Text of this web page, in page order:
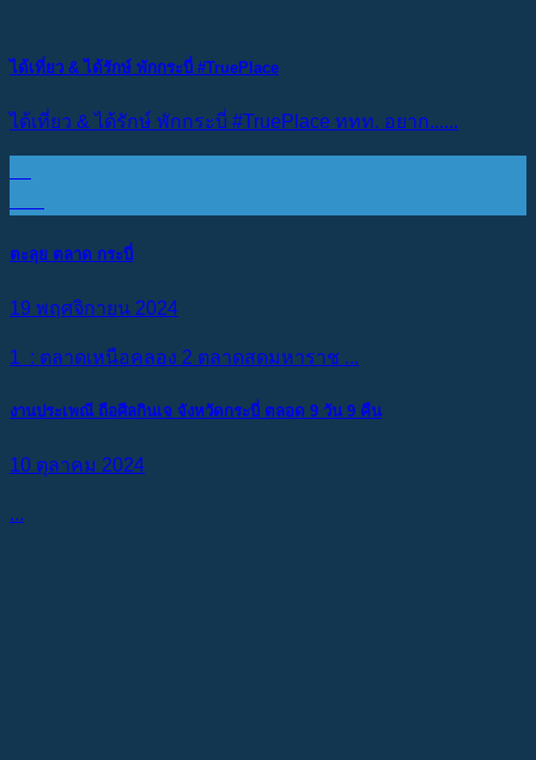
ได้เที่ยว & ได้รักษ์ พักกระบี่ #TruePlace
ได้เที่ยว & ได้รักษ์ พักกระบี่ #TruePlace ททท. อยาก......
ตะลุย ตลาด กระบี่
19 พฤศจิกายน 2024
1 : ตลาดเหนือคลอง 2 ตลาดสดมหาราช ...
งานประเพณี ถือศีลกินเจ จังหวัดกระบี่ ตลอด 9 วัน 9 คืน
10 ตุลาคม 2024
...